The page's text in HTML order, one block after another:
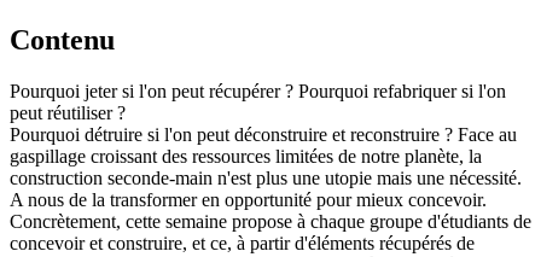
Contenu
Pourquoi jeter si l'on peut récupérer ? Pourquoi refabriquer si l'on
peut réutiliser ?
Pourquoi détruire si l'on peut déconstruire et reconstruire ? Face au
gaspillage croissant des ressources limitées de notre planète, la
construction seconde-main n'est plus une utopie mais une nécessité.
A nous de la transformer en opportunité pour mieux concevoir.
Concrètement, cette semaine propose à chaque groupe d'étudiants de
concevoir et construire, et ce, à partir d'éléments récupérés de